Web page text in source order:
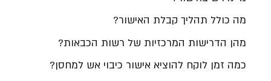
מה כולל תהליך קבלת האישור?
מהן הדרישות המרכזיות של רשות הכבאות?
כמה זמן לוקח להוציא אישור כיבוי אש למחסן?